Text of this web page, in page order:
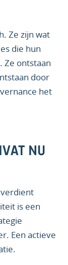
Ze zijn wat
die hun
Ze ontstaan
door
het
NU
is een
Een actieve